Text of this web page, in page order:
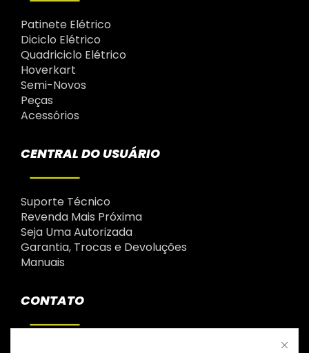
Patinete Elétrico
Diciclo Elétrico
Quadriciclo Elétrico
Hoverkart
Semi-Novos
Peças
Acessórios
CENTRAL DO USUÁRIO
Suporte Técnico
Revenda Mais Próxima
Seja Uma Autorizada
Garantia, Trocas e Devoluções
Manuais
CONTATO